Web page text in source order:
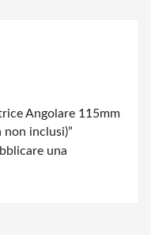
Angolare 115mm
inclusi)”
una